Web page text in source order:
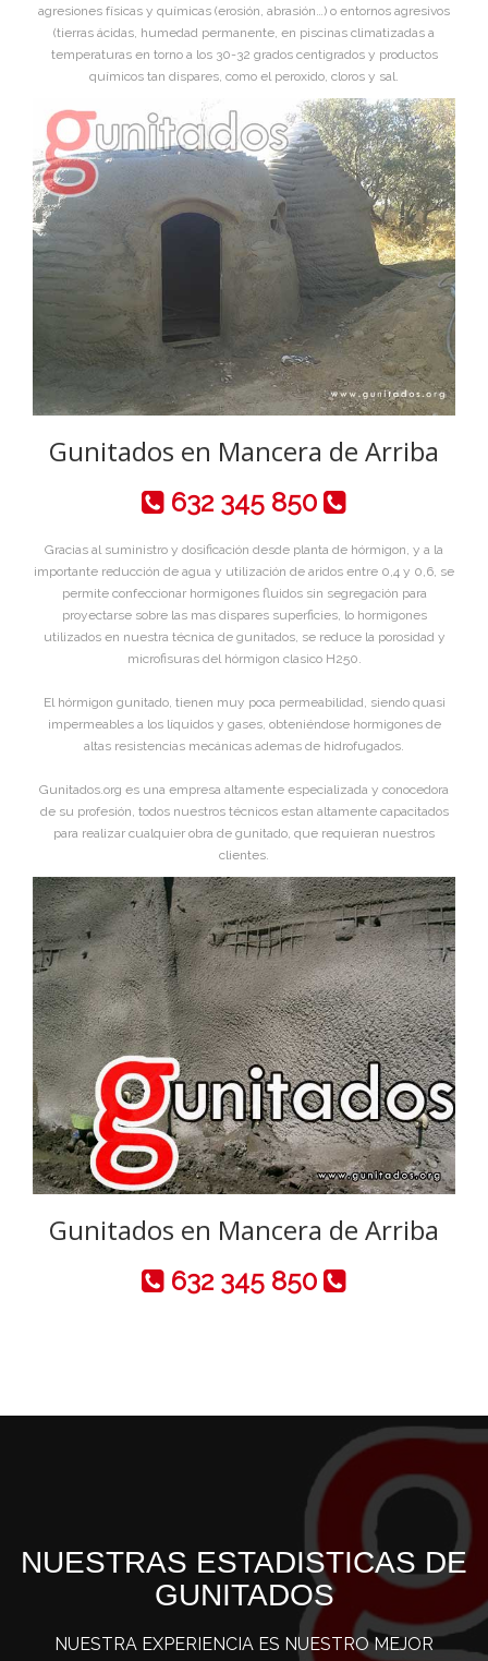
agresiones físicas y químicas (erosión, abrasión…) o entornos agresivos
(tierras ácidas, humedad permanente, en piscinas climatizadas a
temperaturas en torno a los 30-32 grados centigrados y productos
químicos tan dispares, como el peroxido, cloros y sal.
Gunitados en Mancera de Arriba
632 345 850
Gracias al suministro y dosificación desde planta de hórmigon, y a la
importante reducción de agua y utilización de aridos entre 0,4 y 0,6, se
permite confeccionar hormigones fluidos sin segregación para
proyectarse sobre las mas dispares superficies, lo hormigones
utilizados en nuestra técnica de gunitados, se reduce la porosidad y
microfisuras del hórmigon clasico H250.
El hórmigon gunitado, tienen muy poca permeabilidad, siendo quasi
impermeables a los líquidos y gases, obteniéndose hormigones de
altas resistencias mecánicas ademas de hidrofugados.
Gunitados.org es una empresa altamente especializada y conocedora
de su profesión, todos nuestros técnicos estan altamente capacitados
para realizar cualquier obra de gunitado, que requieran nuestros
clientes.
Gunitados en Mancera de Arriba
632 345 850
NUESTRAS ESTADISTICAS DE
GUNITADOS
NUESTRA EXPERIENCIA ES NUESTRO MEJOR